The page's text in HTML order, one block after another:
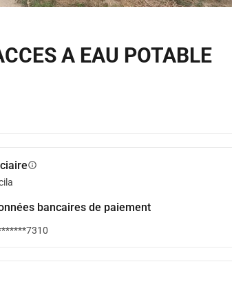
A EAU POTABLE
info
bancaires de paiement